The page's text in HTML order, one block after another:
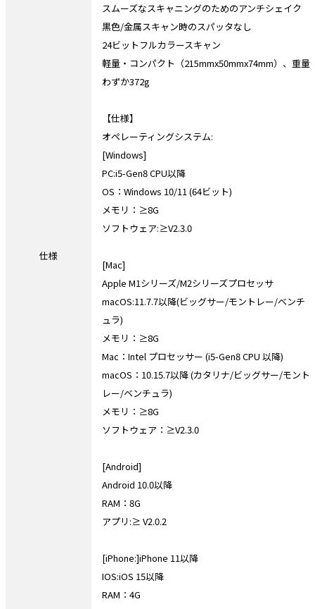
仕様
スムーズなスキャニングのためのアンチシェイク
黒色/金属スキャン時のスパッタなし
24ビットフルカラースキャン
軽量・コンパクト（215mmx50mmx74mm）、重量
わずか372g
【仕様】
オペレーティングシステム:
[Windows]
PC:i5-Gen8 CPU以降
OS：Windows 10/11 (64ビット)
メモリ：≥8G
ソフトウェア:≥V2.3.0
[Mac]
Apple M1シリーズ/M2シリーズプロセッサ
macOS:11.7.7以降(ビッグサー/モントレー/ベンチ
ュラ)
メモリ：≥8G
Mac：Intel プロセッサー (i5-Gen8 CPU 以降)
macOS：10.15.7以降 (カタリナ/ビッグサー/モント
レー/ベンチュラ)
メモリ：≥8G
ソフトウェア：≥V2.3.0
[Android]
Android 10.0以降
RAM：8G
アプリ:≥ V2.0.2
[iPhone:]iPhone 11以降
IOS:iOS 15以降
RAM：4G